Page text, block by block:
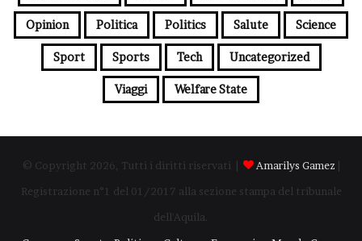
Opinion Politica Politics Salute Science
Sport Sports Tech Uncategorized
Viaggi Welfare State
© Copyright 2026, Tutti i diritti riservati | Amarilys Gamez
Registrazione n°1 del 01/2017 alla sezione stampa del tribunale
dell'Aquila.